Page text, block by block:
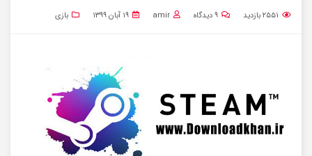
۲۵۵۱بازدید ۹دیدگاه amir ۱۹ آبان ۱۳۹۹ بازی